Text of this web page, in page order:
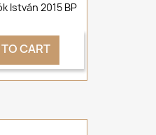
István 2015 BP
CART